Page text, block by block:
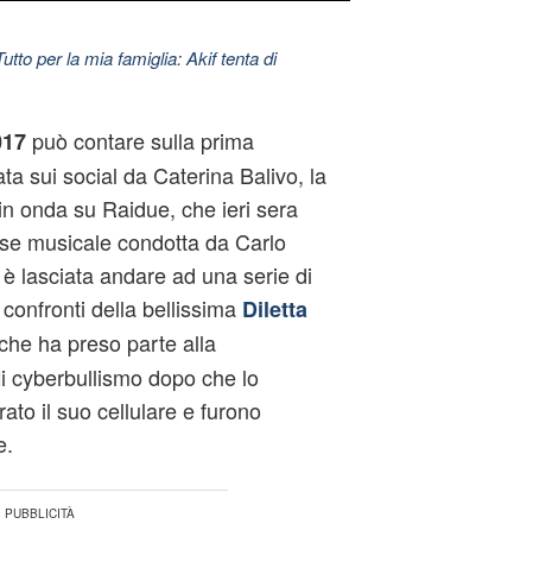
per la mia famiglia: Akif tenta di
può contare sulla prima
sui social da Caterina Balivo, la
onda su Raidue, che ieri sera
musicale condotta da Carlo
lasciata andare ad una serie di
della bellissima Diletta
ha preso parte alla
cyberbullismo dopo che lo
il suo cellulare e furono